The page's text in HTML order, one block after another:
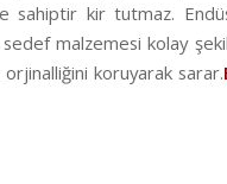
sahiptir kir tutmaz.
malzemesi kolay
koruyarak sarar.